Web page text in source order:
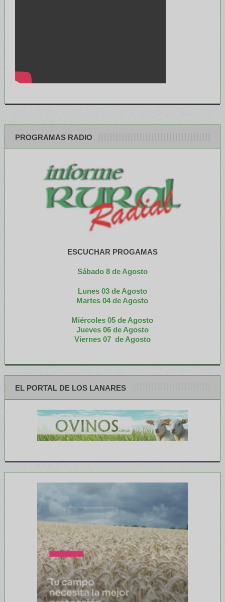
PROGRAMAS RADIO
ESCUCHAR PROGAMAS
Sábado 8 de Agosto
Lunes 03 de Agosto
Martes 04 de Agosto
Miércoles 05 de Agosto
Jueves 06 de Agosto
Viernes 07 de Agosto
EL PORTAL DE LOS LANARES